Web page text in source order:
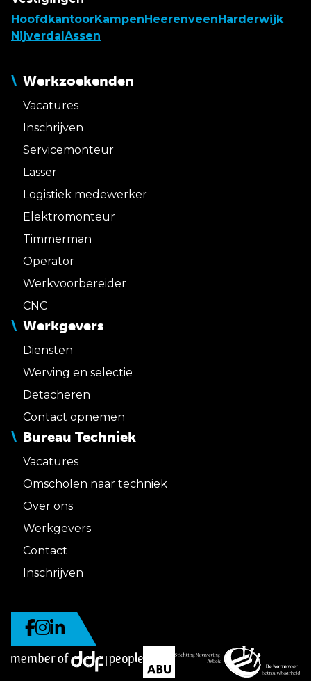
HoofdkantoorKampen Heerenveen Harderwijk
Nijverdal Assen
Werkzoekenden
Vacatures
Inschrijven
Servicemonteur
Lasser
Logistiek medewerker
Elektromonteur
Timmerman
Operator
Werkvoorbereider
CNC
Werkgevers
Diensten
Werving en selectie
Detacheren
Contact opnemen
Bureau Techniek
Vacatures
Omscholen naar techniek
Over ons
Werkgevers
Contact
Inschrijven